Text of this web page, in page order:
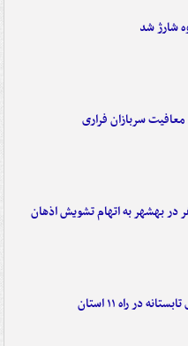
سربازان فراری
۶ نفر در بهشهر به اتهام تشویش اذهان
در راه ۱۱ استان